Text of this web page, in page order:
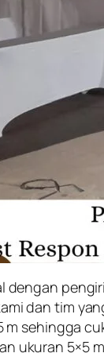
dengan
dan tim
m sehingga
ukuran 5×5